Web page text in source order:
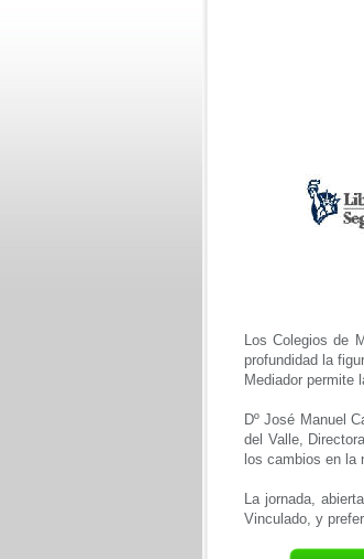
Los Colegios de
profundidad la
Mediador permite
Dº José Manuel
del Valle,
los cambios en la
La jornada,
Vinculado, y